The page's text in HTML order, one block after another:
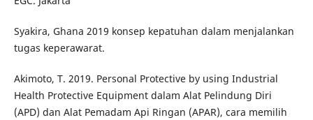
Syakira, Ghana 2019 konsep kepatuhan dalam menjalankan
tugas keperawarat.
Akimoto, T. 2019. Personal Protective by using Industrial
Health Protective Equipment dalam Alat Pelindung Diri
(APD) dan Alat Pemadam Api Ringan (APAR), cara memilih